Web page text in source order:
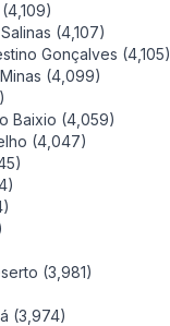
(4,107)
Gonçalves (4,105)
(4,099)
Baixio (4,059)
(4,047)
(3,981)
(3,974)